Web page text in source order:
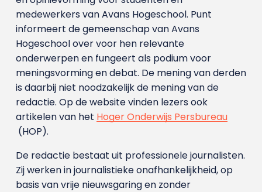
medewerkers van Avans Hoge­school. Punt
informeert de gemeenschap van Avans
Hogeschool over voor hen relevante
onderwerpen en fungeert als podium voor
meningsvorming en debat. De mening van derden
is daarbij niet noodzakelijk de mening van de
redactie. Op de website vinden lezers ook
artikelen van het Hoger Onderwijs Persbureau
(HOP).
De redactie bestaat uit professionele journalisten.
Zij werken in journalistieke onafhankelijkheid, op
basis van vrije nieuwsgaring en zonder